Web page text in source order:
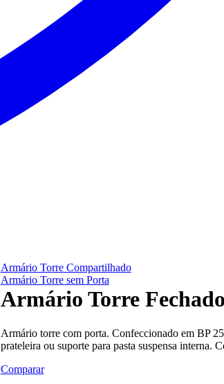
Armário Torre Compartilhado
Armário Torre sem Porta
Armário Torre Fechado
Armário torre com porta. Confeccionado em BP
prateleira ou suporte para pasta suspensa interna.
Comparar